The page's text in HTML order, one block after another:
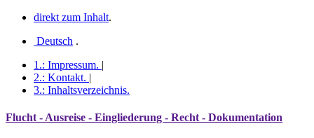
direkt zum Inhalt.
Deutsch .
1.: Impressum. |
2.: Kontakt. |
3.: Inhaltsverzeichnis.
Flucht - Ausreise - Eingliederung - Recht - Dokumentation